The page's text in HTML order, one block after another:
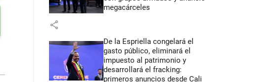
megacárceles
share
De la Espriella congelará el
gasto público, eliminará el
impuesto al patrimonio y
desarrollará el fracking:
primeros anuncios desde Cali